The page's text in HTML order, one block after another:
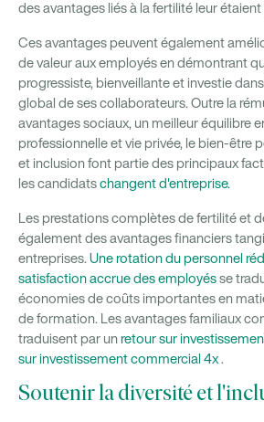
des avantages liés à la fertilité leur
Ces avantages peuvent également
de valeur aux employés en démontrant
progressiste, bienveillante et investie
global de ses collaborateurs. Outre la
avantages sociaux, un meilleur équilibre
professionnelle et vie privée, le bien-être
et inclusion font partie des principaux
les candidatschangent d'entreprise.
Les prestations complètes de fertilité et
également des avantages financiers
entreprises. Une rotation du personnel
satisfaction accrue des employésse
économies de coûts importantes en
de formation. Les avantages familiaux
traduisent par unretour sur
sur investissement commercial 4x.
Soutenir la diversité et